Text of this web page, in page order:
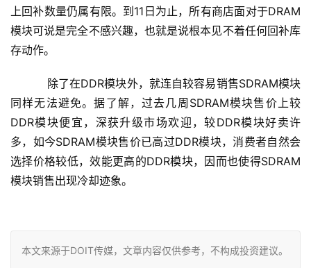
上回补数量仍属有限。到11日为止，所有商店面对于DRAM
模块可说是完全不感兴趣，也就是说根本见不着任何回补库
存动作。
除了在DDR模块外，就连自较容易销售SDRAM模块
同样无法避免。据了解，过去几周SDRAM模块售价上较
DDR模块便宜，深获升级市场欢迎，较DDR模块好卖许
多，如今SDRAM模块售价已高过DDR模块，消费者自然会
选择价格较低，效能更高的DDR模块，因而也使得SDRAM
模块销售出现冷却迹象。
本文来源于DOIT传媒，文章内容仅供参考，不构成投资建议。